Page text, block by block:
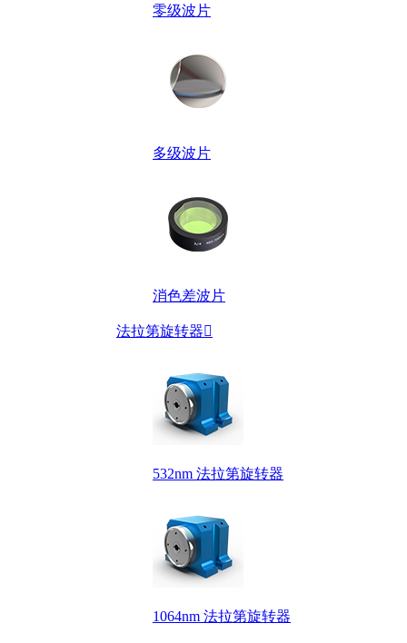
零级波片
多级波片
消色差波片
法拉第旋转器
532nm 法拉第旋转器
1064nm 法拉第旋转器